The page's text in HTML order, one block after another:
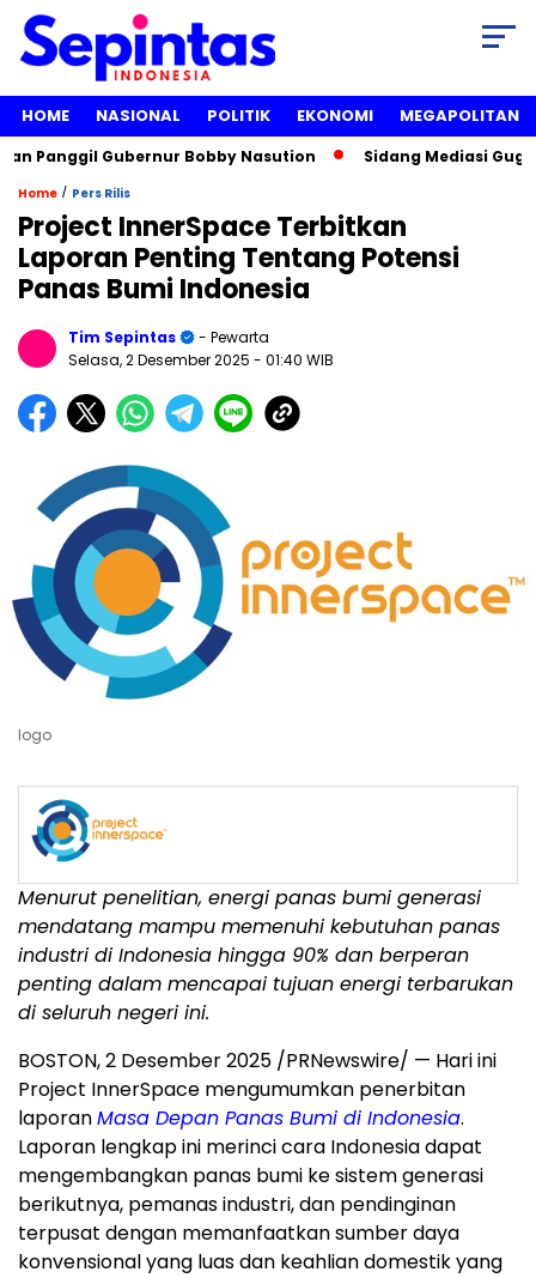
HOME NASIONAL POLITIK EKONOMI MEGAPOLITAN
Gubernur Bobby Nasution Sidang Mediasi Gugatan
Home / Pers Rilis
Project InnerSpace Terbitkan
Laporan Penting Tentang Potensi
Panas Bumi Indonesia
Tim Sepintas
- Pewarta
Selasa, 2 Desember 2025 - 01:40 WIB
logo
Menurut penelitian, energi panas bumi generasi
mendatang mampu memenuhi kebutuhan panas
industri di Indonesia hingga 90% dan berperan
penting dalam mencapai tujuan energi terbarukan
di seluruh negeri ini.
BOSTON,2 Desember 2025 /PRNewswire/ — Hari ini
Project InnerSpace mengumumkan penerbitan
laporanMasa Depan Panas Bumi di Indonesia.
Laporan lengkap ini merinci cara Indonesiadapat
mengembangkan panas bumi ke sistem generasi
berikutnya, pemanas industri, dan pendinginan
terpusat dengan memanfaatkan sumber daya
konvensional yang luas dan keahlian domestik yang